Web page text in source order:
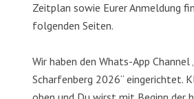
Zeitplan sowie Eurer Anmeldung
folgenden Seiten.
Wir haben den Whats-App Channel
Scharfenberg 2026“ eingerichtet.